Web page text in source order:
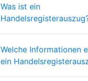
Was ist ein
Welche Informationen
ein